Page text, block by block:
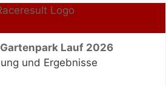
Lauf 2026
und Ergebnisse